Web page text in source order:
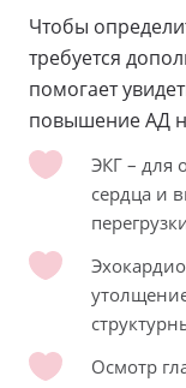
Чтобы
требуется
помогает
повышение АД
ЭКГ – для
сердца и
Осмотр